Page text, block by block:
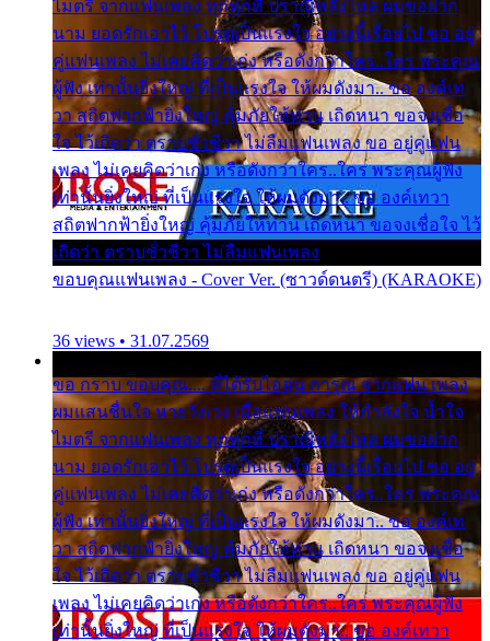
ไมตรี จากแฟนเพลง ทุกทุกที่ ปราณีหลั่งไหล ผมขอฝาก
นาม ยอดรักเอาไว้ โปรดเป็นแรงใจ อย่างนี้เรื่อยไป ขอ อยู่
คู่แฟนเพลง ไม่เคยคิดว่าเก่ง หรือดังกว่าใคร..ใคร พระคุณ
ผู้ฟัง เท่านั้นยิ่งใหญ่ ที่เป็นแรงใจ ให้ผมดังมา.. ขอ องค์เท
วา สถิตฟากฟ้ายิ่งใหญ่ คุ้มภัยให้ท่าน เถิดหนา ขอจงเชื่อ
ใจ ไว้เถิดว่า ตราบชั่วชีวา ไม่ลืมแฟนเพลง ขอ อยู่คู่แฟน
เพลง ไม่เคยคิดว่าเก่ง หรือดังกว่าใคร..ใคร พระคุณผู้ฟัง
เท่านั้นยิ่งใหญ่ ที่เป็นแรงใจ ให้ผมดังมา.. ขอ องค์เทวา
สถิตฟากฟ้ายิ่งใหญ่ คุ้มภัยให้ท่าน เถิดหนา ขอจงเชื่อใจ ไว้
เถิดว่า ตราบชั่วชีวา ไม่ลืมแฟนเพลง
ขอบคุณแฟนเพลง - Cover Ver. (ซาวด์ดนตรี) (KARAOKE)
36 views • 31.07.2569
ขอ กราบ ขอบคุณ.... ที่ได้รับไออุ่น การุณ จากแฟน เพลง
ผมแสนชื่นใจ หายวังเวง เมื่อแฟนเพลง ให้กำลังใจ น้ำใจ
ไมตรี จากแฟนเพลง ทุกทุกที่ ปราณีหลั่งไหล ผมขอฝาก
นาม ยอดรักเอาไว้ โปรดเป็นแรงใจ อย่างนี้เรื่อยไป ขอ อยู่
คู่แฟนเพลง ไม่เคยคิดว่าเก่ง หรือดังกว่าใคร..ใคร พระคุณ
ผู้ฟัง เท่านั้นยิ่งใหญ่ ที่เป็นแรงใจ ให้ผมดังมา.. ขอ องค์เท
วา สถิตฟากฟ้ายิ่งใหญ่ คุ้มภัยให้ท่าน เถิดหนา ขอจงเชื่อ
ใจ ไว้เถิดว่า ตราบชั่วชีวา ไม่ลืมแฟนเพลง ขอ อยู่คู่แฟน
เพลง ไม่เคยคิดว่าเก่ง หรือดังกว่าใคร..ใคร พระคุณผู้ฟัง
เท่านั้นยิ่งใหญ่ ที่เป็นแรงใจ ให้ผมดังมา.. ขอ องค์เทวา